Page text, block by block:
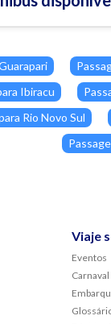
Ibiracu
Rio Novo Sul
Viaje
Eventos
Carnaval